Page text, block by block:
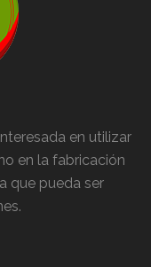
en utilizar
en la fabricación
que pueda ser